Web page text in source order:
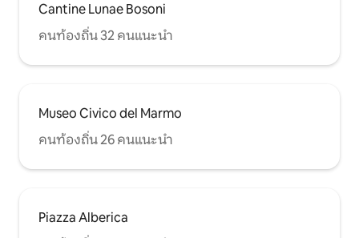
Cantine Lunae Bosoni
คนท้องถิ่น 32 คนแนะนำ
Museo Civico del Marmo
คนท้องถิ่น 26 คนแนะนำ
Piazza Alberica